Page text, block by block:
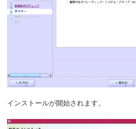
インストールが開始されます。